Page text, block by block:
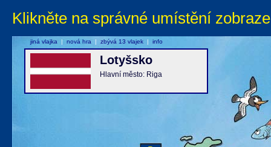
Klikněte na správné umístění
Lotyšsko
Hlavní město: Riga
jiná vlajka | nová hra | zbývá 13 vlajek | info